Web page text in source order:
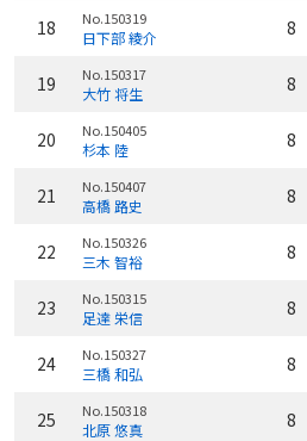
18 No.150319
日下部 綾介 8
19 No.150317
大竹 将生 8
20 No.150405
杉本 陸 8
21 No.150407
高橋 路史 8
22 No.150326
三木 智裕 8
23 No.150315
足達 栄信 8
24 No.150327
三橋 和弘 8
25 No.150318
北原 悠真 8